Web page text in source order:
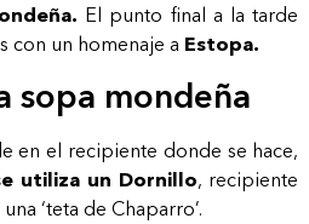
El punto final a la tarde
con un homenaje a Estopa.
sopa mondeña
en el recipiente donde se hace,
utiliza un Dornillo, recipiente
‘teta de Chaparro’.